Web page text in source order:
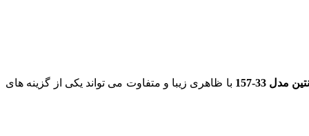
مدل 33-157
با ظاهری زیبا و متفاوت می تواند یکی از گزینه های